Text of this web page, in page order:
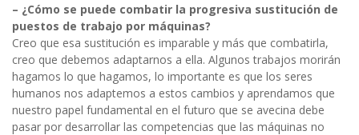
– ¿Cómo se puede combatir la progresiva sustitución de
puestos de trabajo por máquinas?
Creo que esa sustitución es imparable y más que combatirla,
creo que debemos adaptarnos a ella. Algunos trabajos morirán
hagamos lo que hagamos, lo importante es que los seres
humanos nos adaptemos a estos cambios y aprendamos que
nuestro papel fundamental en el futuro que se avecina debe
pasar por desarrollar las competencias que las máquinas no